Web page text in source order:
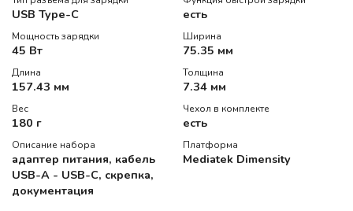
USB Type-C есть
Мощность зарядки
45 Вт
Ширина
75.35 мм
Длина
157.43 мм
Толщина
7.34 мм
Вес
180 г
Чехол в комплекте
есть
Описание набора
адаптер питания, кабель
USB-A - USB-C, скрепка,
документация
Платформа
Mediatek Dimensity